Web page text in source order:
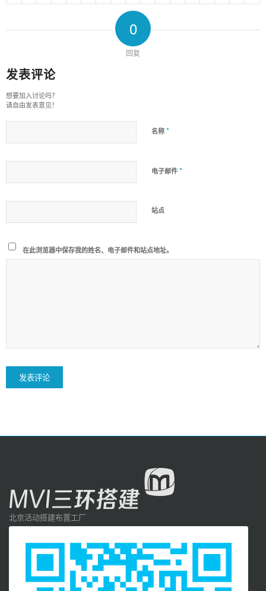
0
回复
发表评论
想要加入讨论吗？
请自由发表意见！
名称 *
电子邮件 *
站点
在此浏览器中保存我的姓名、电子邮件和站点地址。
北京活动搭建布置工厂